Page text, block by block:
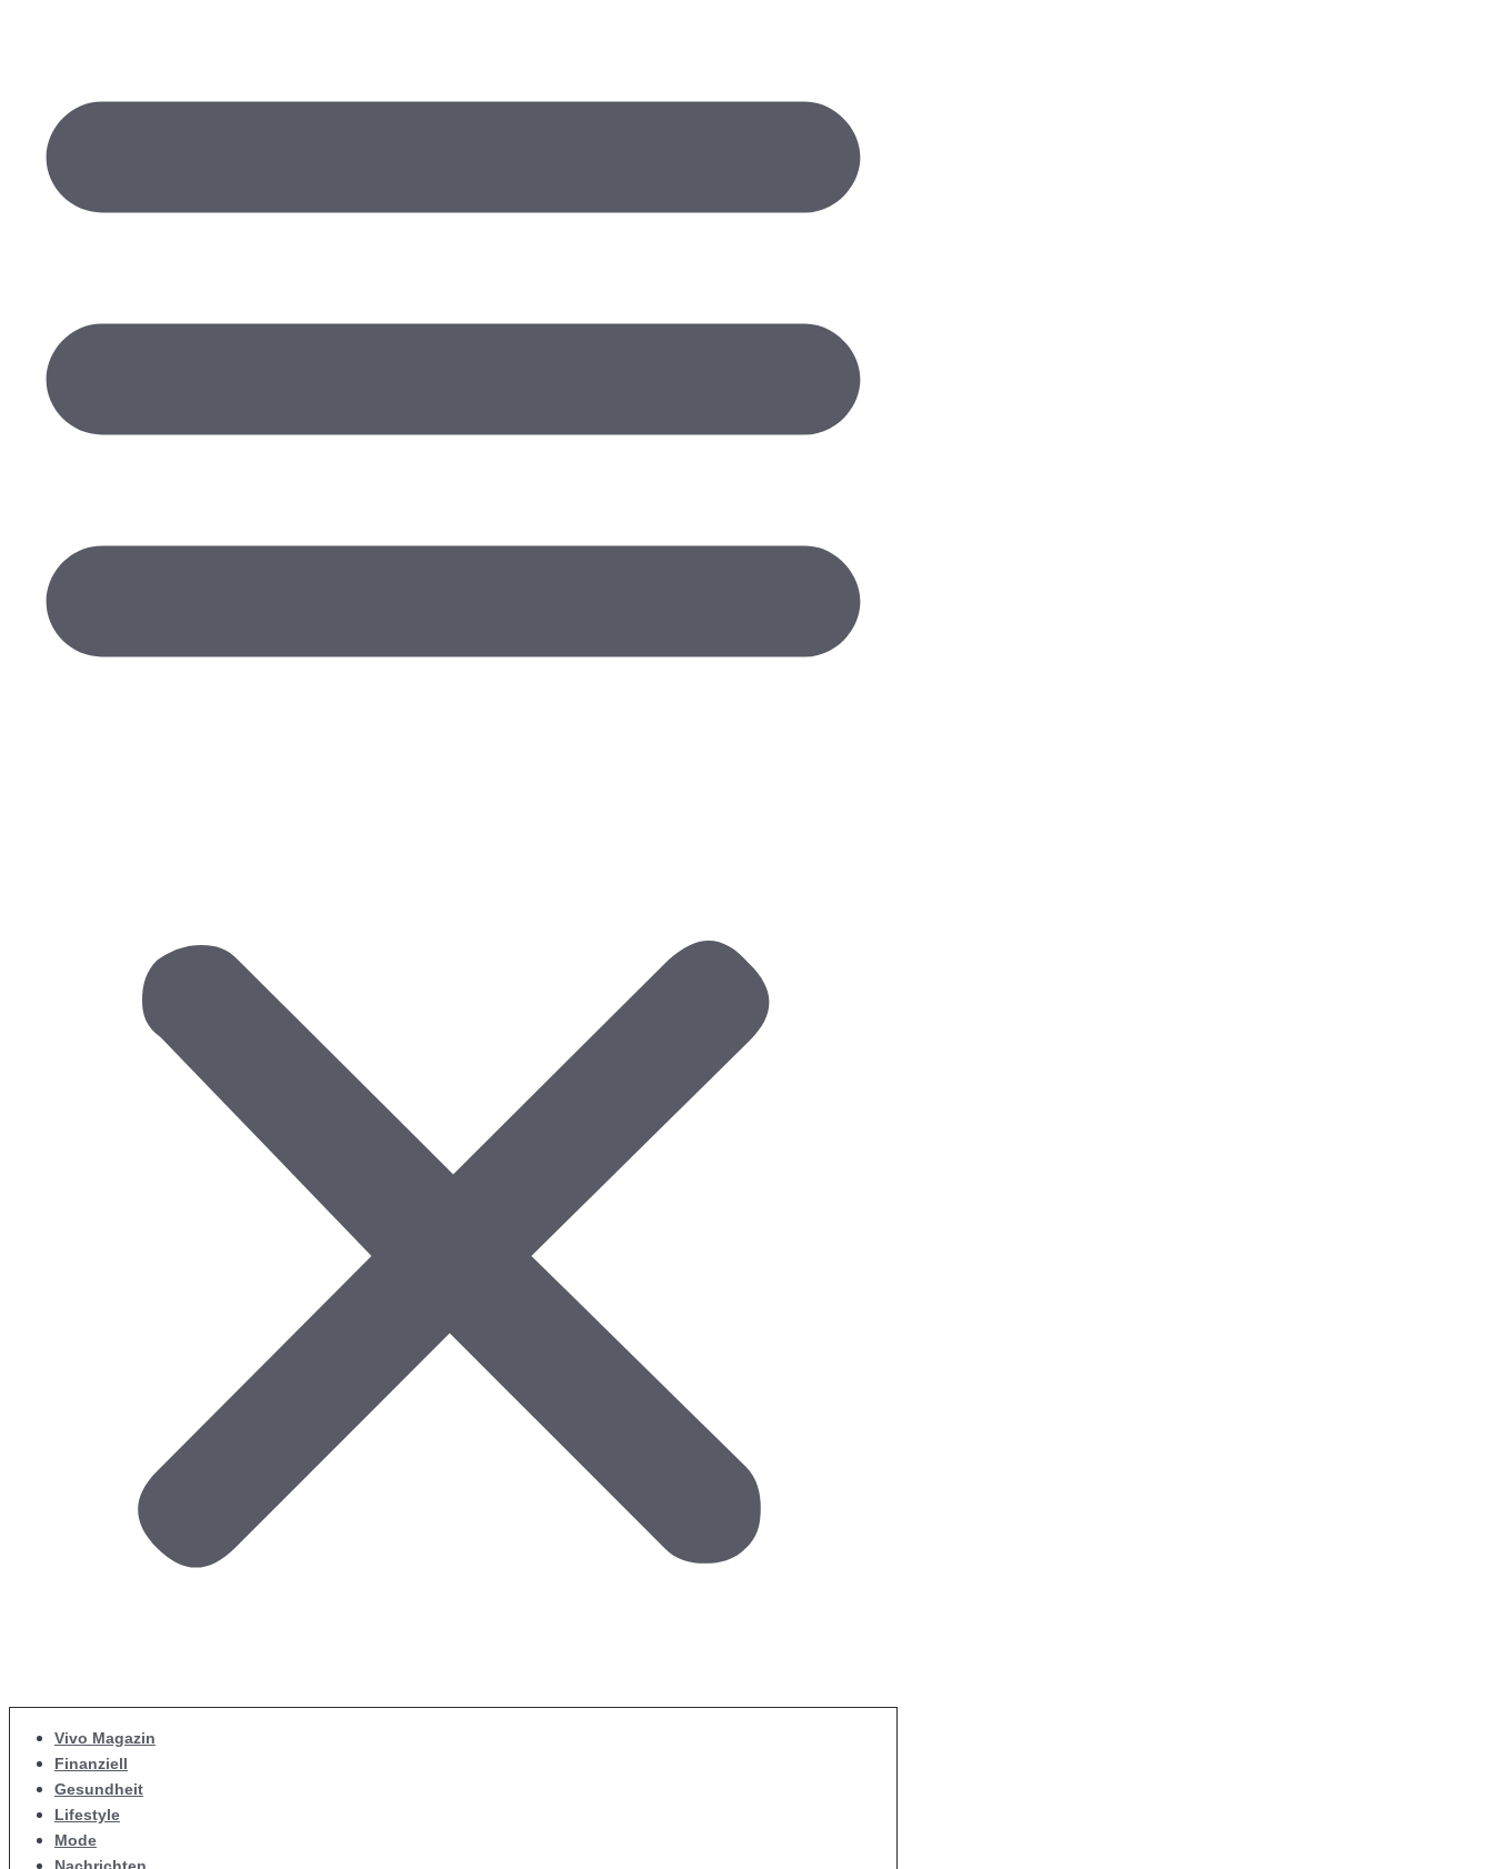
Vivo Magazin
Finanziell
Gesundheit
Lifestyle
Mode